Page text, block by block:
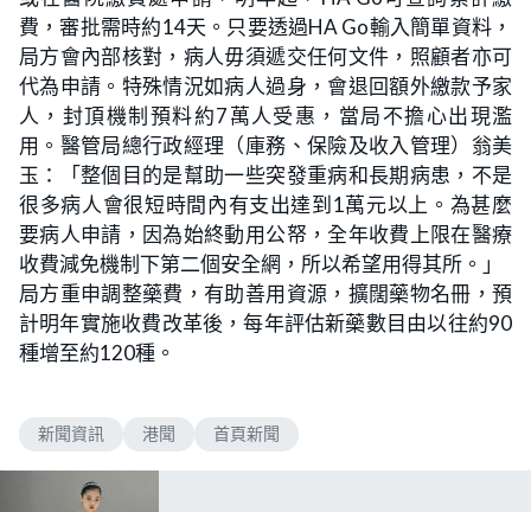
費，審批需時約14天。只要透過HA Go輸入簡單資料，
局方會內部核對，病人毋須遞交任何文件，照顧者亦可
代為申請。特殊情況如病人過身，會退回額外繳款予家
人，封頂機制預料約7萬人受惠，當局不擔心出現濫
用。醫管局總行政經理（庫務、保險及收入管理）翁美
玉：「整個目的是幫助一些突發重病和長期病患，不是
很多病人會很短時間內有支出達到1萬元以上。為甚麼
要病人申請，因為始終動用公帑，全年收費上限在醫療
收費減免機制下第二個安全網，所以希望用得其所。」
局方重申調整藥費，有助善用資源，擴闊藥物名冊，預
計明年實施收費改革後，每年評估新藥數目由以往約90
種增至約120種。
新聞資訊 港聞 首頁新聞